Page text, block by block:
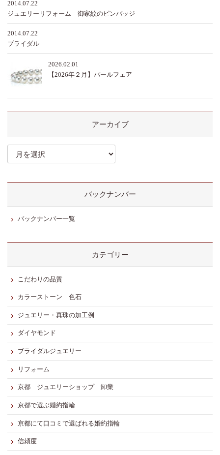
2014.07.22
ジュエリーリフォーム 御家紋のピンバッジ
2014.07.22
ブライダル
2026.02.01
【2026年２月】パールフェア
アーカイブ
バックナンバー
バックナンバー一覧
カテゴリー
こだわりの品質
カラーストーン 色石
ジュエリー・真珠の加工例
ダイヤモンド
ブライダルジュエリー
リフォーム
京都 ジュエリーショップ 卸業
京都で選ぶ婚約指輪
京都にて口コミで選ばれる婚約指輪
信頼度